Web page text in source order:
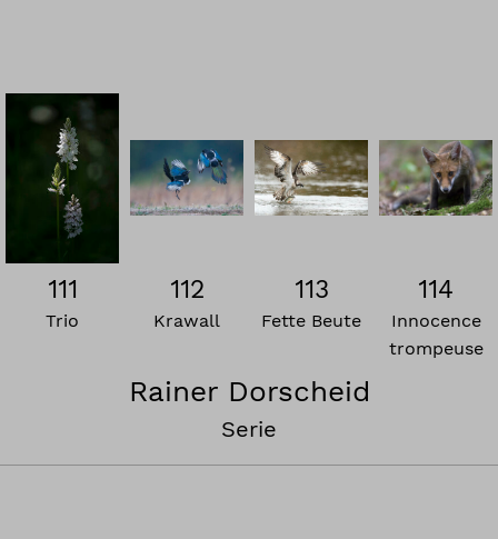
111
Trio
112
Krawall
113
Fette Beute
114
Innocence
trompeuse
Rainer Dorscheid
Serie